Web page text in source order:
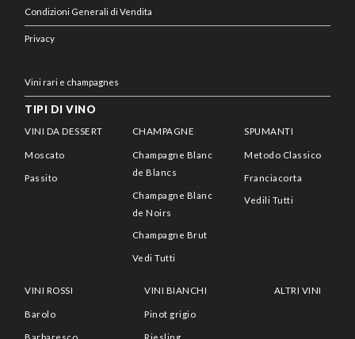
Condizioni Generali di Vendita
Privacy
Vini rari e champagnes
TIPI DI VINO
VINI DA DESSERT
Moscato
Passito
CHAMPAGNE
Champagne Blanc
de Blancs
Champagne Blanc
de Noirs
Champagne Brut
Vedi Tutti
SPUMANTI
Metodo Classico
Franciacorta
Vedili Tutti
VINI ROSSI
Barolo
Barbaresco
VINI BIANCHI
Pinot grigio
Riesling
ALTRI VINI